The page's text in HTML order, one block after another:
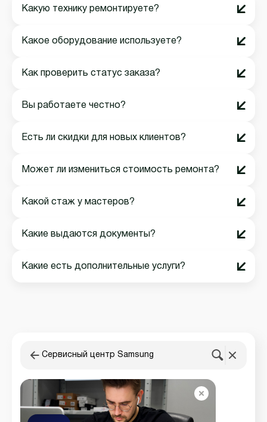
Какую технику ремонтируете?
Какое оборудование используете?
Как проверить статус заказа?
Вы работаете честно?
Есть ли скидки для новых клиентов?
Может ли измениться стоимость ремонта?
Какой стаж у мастеров?
Какие выдаются документы?
Какие есть дополнительные услуги?
Сервисный центр Samsung